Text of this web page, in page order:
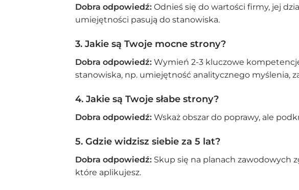
Dobra odpowiedź: Odnieś się do wartości firmy, jej
umiejętności pasują do stanowiska.
3. Jakie są Twoje mocne strony?
Dobra odpowiedź: Wymień 2-3 kluczowe
stanowiska, np. umiejętność analitycznego myślenia,
4. Jakie są Twoje słabe strony?
Dobra odpowiedź: Wskaż obszar do poprawy, ale
5. Gdzie widzisz siebie za 5 lat?
Dobra odpowiedź: Skup się na planach zawodowych
które aplikujesz.